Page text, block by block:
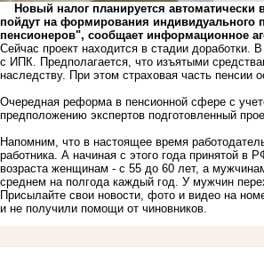
Новый налог планируется автоматически
пойдут на формирования индивидуального
пенсионеров", сообщает информационное
Сейчас проект находится в стадии доработки.
с ИПК. Предполагается, что изъятыми
наследству. При этом страховая часть пенсии
Очередная реформа в пенсионной сфере с
предположению экспертов подготовленный
Напомним, что в настоящее время
работника. А начиная с этого года принятой в
возраста женщинам - с 55 до 60 лет, а
среднем на полгода каждый год. У мужчин
Присылайте свои новости, фото и видео на
и не получили помощи от чиновников.